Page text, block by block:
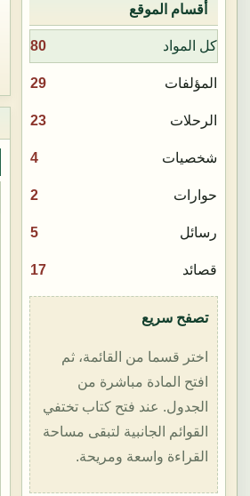
أقسام الموقع
كل المواد 80
المؤلفات 29
الرحلات 23
شخصيات 4
حوارات 2
رسائل 5
قصائد 17
تصفح سريع
اختر قسما من القائمة، ثم
افتح المادة مباشرة من
الجدول. عند فتح كتاب تختفي
القوائم الجانبية لتبقى مساحة
القراءة واسعة ومريحة.